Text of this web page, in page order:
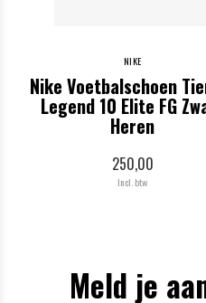
NIKE
Nike Voetbalschoen
Legend 10 Elite FG
Heren
250,00
Incl. btw
Meld je